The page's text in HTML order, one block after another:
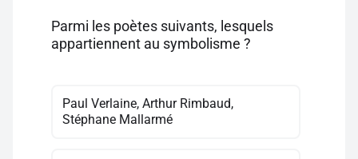
Parmi les poètes suivants, lesquels
appartiennent au symbolisme ?
Paul Verlaine, Arthur Rimbaud,
Stéphane Mallarmé